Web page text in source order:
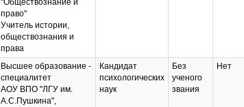
"Обществознание и
право"
Учитель истории,
обществознания и
права
Высшее образование -
специалитет
АОУ ВПО "ЛГУ им.
А.С.Пушкина",
Кандидат
психологических
наук
Без
ученого
звания
Нет